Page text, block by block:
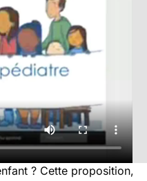
? Cette proposition,